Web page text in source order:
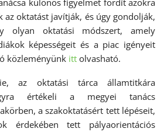
különös figyelmet fordít azokra
oktatást javítják, és úgy gondolják,
olyan oktatási módszert, amely
képességeit és a piac igényeit
közleményünk itt olvasható.
az oktatási tárca államtitkára
értékeli a megyei tanács
a szakoktatásért tett lépéseit,
érdekében tett pályaorientációs